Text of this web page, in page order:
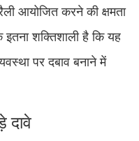
आयोजित करने की क्षमता
शक्तिशाली है कि यह
पर दबाव बनाने में
दावे